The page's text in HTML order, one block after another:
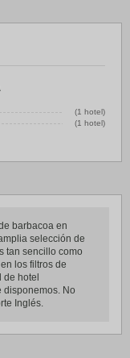
(1 hotel)
(1 hotel)
barbacoa en
selección de
tan sencillo como
los filtros de
hotel
disponemos. No
Inglés.